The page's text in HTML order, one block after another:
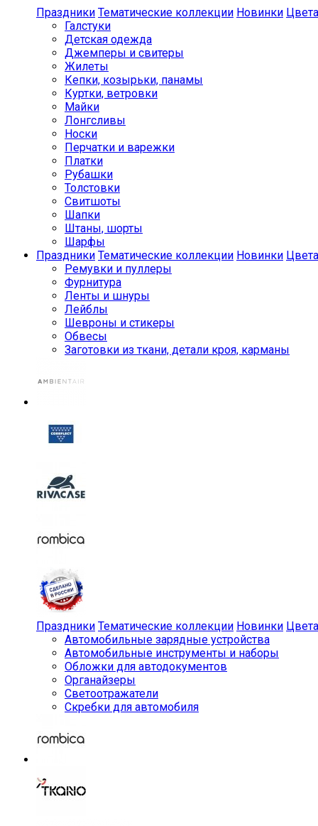
Праздники Тематические коллекции Новинки Цвета
Галстуки
Детская одежда
Джемперы и свитеры
Жилеты
Кепки, козырьки, панамы
Куртки, ветровки
Майки
Лонгсливы
Носки
Перчатки и варежки
Платки
Рубашки
Толстовки
Свитшоты
Шапки
Штаны, шорты
Шарфы
Праздники Тематические коллекции Новинки Цвета
Ремувки и пуллеры
Фурнитура
Ленты и шнуры
Лейблы
Шевроны и стикеры
Обвесы
Заготовки из ткани, детали кроя, карманы
Праздники Тематические коллекции Новинки Цвета
Автомобильные зарядные устройства
Автомобильные инструменты и наборы
Обложки для автодокументов
Органайзеры
Светоотражатели
Скребки для автомобиля